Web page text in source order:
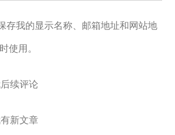
存我的显示名称、邮箱地址和网站地
使用。
续评论
新文章